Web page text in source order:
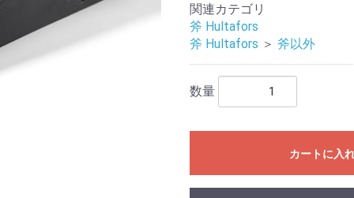
関連カテゴリ
斧 Hultafors
斧 Hultafors ＞ 斧以外
数量
カートに入